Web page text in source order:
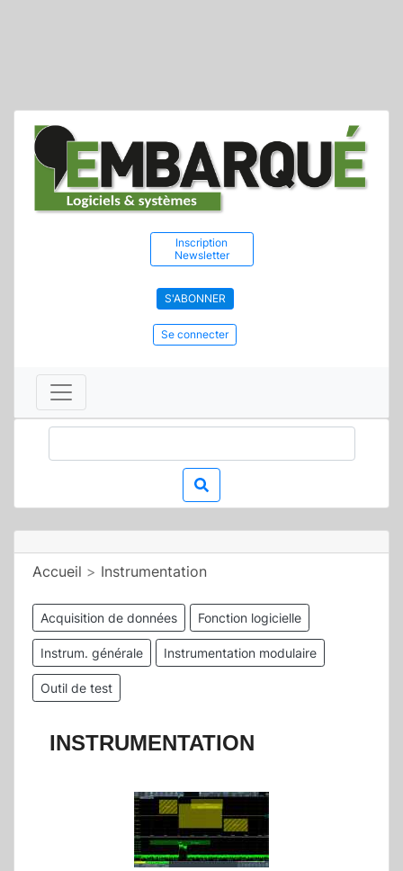
Inscription
Newsletter
S'ABONNER
Se connecter
Accueil > Instrumentation
Acquisition de données Fonction logicielle
Instrum. générale Instrumentation modulaire
Outil de test
INSTRUMENTATION